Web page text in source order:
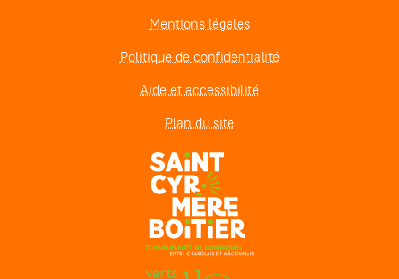
Mentions légales
Politique de confidentialité
Aide et accessibilité
Plan du site